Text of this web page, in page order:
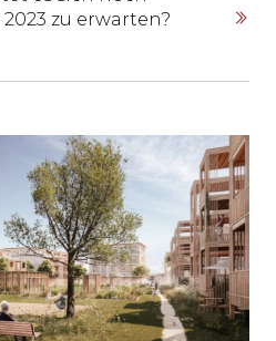
zu erwarten?
einen Blick